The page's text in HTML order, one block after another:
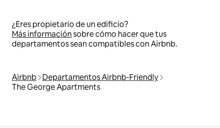
¿Eres propietario de un edificio?
Más informaciónsobre cómo hacer que tus
departamentos sean compatibles con Airbnb.
Airbnb
Departamentos Airbnb-Friendly
The George Apartments